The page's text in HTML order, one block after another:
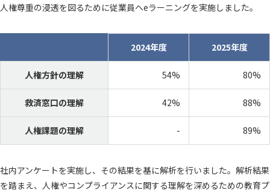
人権尊重の浸透を図るために従業員へeラーニングを実施しました。
2024年度 2025年度
人権方針の理解 54% 80%
救済窓口の理解 42% 88%
人権課題の理解 - 89%
社内アンケートを実施し、その結果を基に解析を行いました。解析結果
を踏まえ、人権やコンプライアンスに関する理解を深めるための教育プ